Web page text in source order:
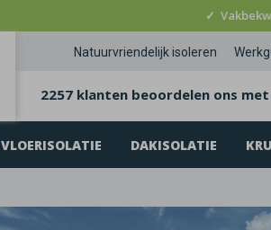
✓
Natuurvriendelijk isoleren
2257 klanten beoordelen ons met
VLOERISOLATIE DAKISOLATIE